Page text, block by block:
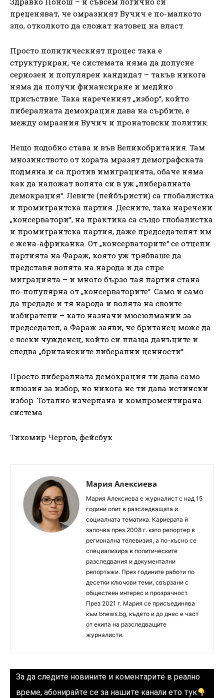
преценяват, че омразният Вучич е по-малкото
зло, отколкото да сложат натовец на власт.
Просто политическият процес така е
структуриран, че системата няма да допусне
сериозен и популярен кандидат – такъв никога
няма да получи финансиране и медйно
присъствие. Така нареченият „избор“, който
либералната демокрация дава на сърбите, е
между омразния Вучич и пронатовски политик.
Нещо подобно става и във Великобритания. Там
мнозинството от хората мразят демографската
подмяна и са против имиграцията, обаче няма
как да наложат волята си в уж „либералната
демокрация“. Левите (лейбъристи) са глобалистка
и промигрантска партия. Десните, така наречени
„консерватори“, на практика са също глобалистка
и промигрантска партия, даже председателят им
е жена-африканка. От „консерваторите“ се отцепи
партията на Фараж, която уж трябваше да
представя волята на народа и да спре
миграцията – и много бързо тая партия стана
по-популярна от „консерваторите“. Само и само
да предаде и тя народа и волята на своите
избиратели – като назначи мюсюлманин за
председател, а Фараж заяви, че британец може да
е всеки чужденец, който си плаща данъците и
следва „британските либерални ценности“.
Просто либералната демокрация ти дава само
илюзия за избор, но никога не ти дава истински
избор. Тотално изчерпана и компроментирана
система.
Тихомир Чергов, фейсбук
Мария Алексиева
Мария Алексиева е журналист с над 15
години опит в разследващата и
социалната тематика. Кариерата ѝ
започва през 2008 г. като репортер в
регионална телевизия, а по-късно се
специализира в политическите
разследвания и документални
репортажи. През годините работи по
десетки ключови теми, свързани с
обществен интерес и прозрачност.
През 2021 г. Мария се присъединява
към bnews.bg, където и до днес е част
от екипа на разследващите
журналисти.
За да следите новините и коментарите в реално
време, абонирайте се за нашите канали ето тук